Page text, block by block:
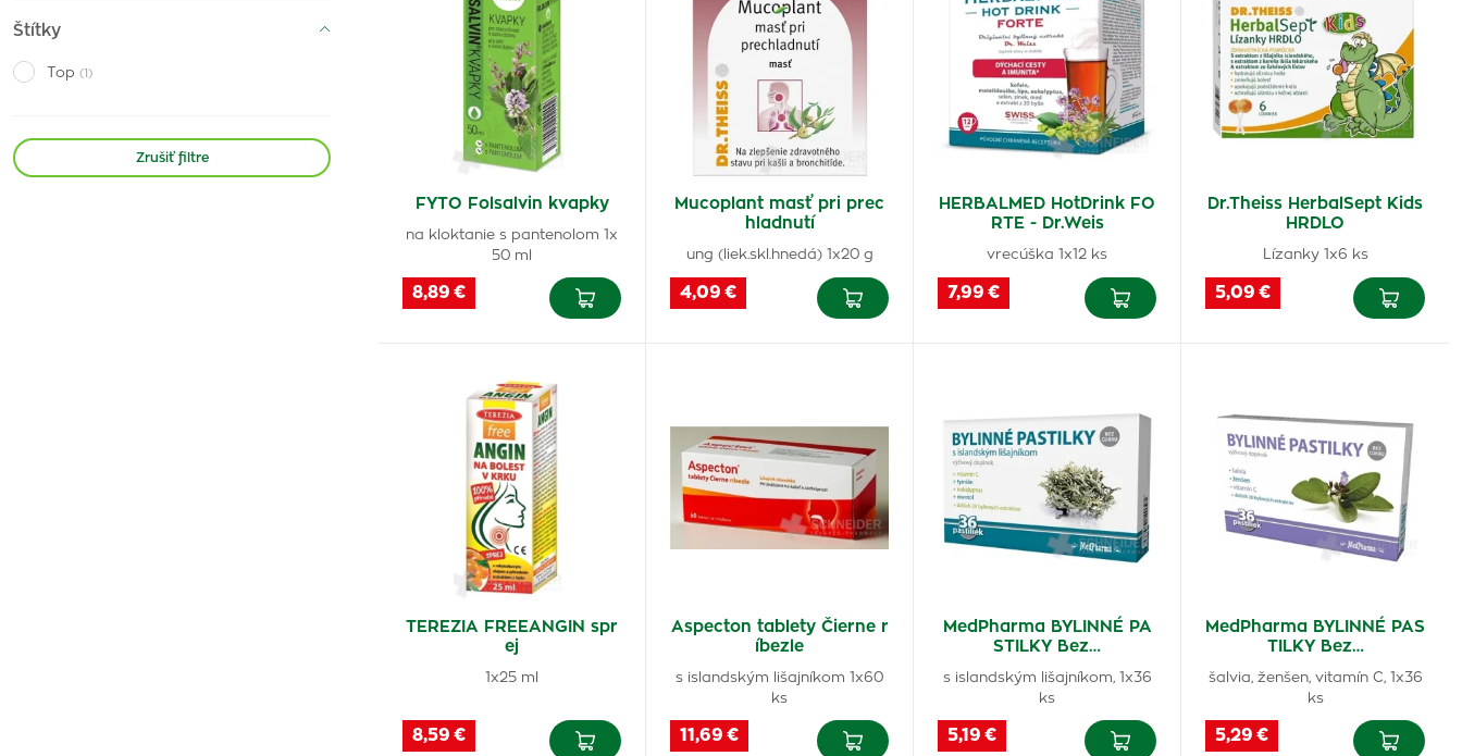
Sinupret
Štítky
Top (1)
Zrušiť filtre
FYTO Folsalvin kvapky
na kloktanie s pantenolom 1x
50 ml
8,89 €
Mucoplant masť pri prec
hladnutí
ung (liek.skl.hnedá) 1x20 g
4,09 €
HERBALMED HotDrink FO
RTE - Dr.Weis
vrecúška 1x12 ks
7,99 €
Dr.Theiss HerbalSept Kids
HRDLO
Lízanky 1x6 ks
5,09 €
TEREZIA FREEANGIN spr
ej
1x25 ml
8,59 €
Aspecton tablety Čierne r
íbezle
s islandským lišajníkom 1x60
ks
11,69 €
MedPharma BYLINNÉ PA
STILKY Bez…
s islandským lišajníkom, 1x36
ks
5,19 €
MedPharma BYLINNÉ PAS
TILKY Bez…
šalvia, ženšen, vitamín C, 1x36
ks
5,29 €